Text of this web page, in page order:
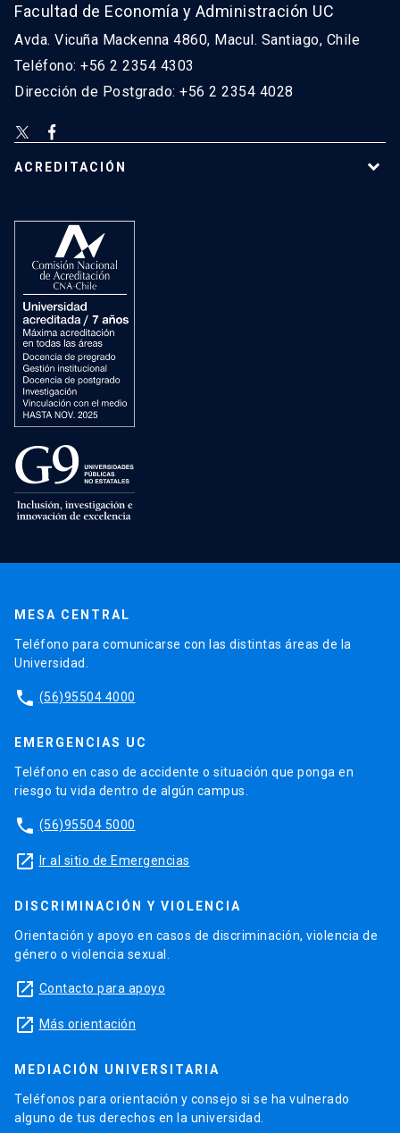
Facultad de Economía y Administración UC
Avda. Vicuña Mackenna 4860, Macul. Santiago, Chile
Teléfono: +56 2 2354 4303
Dirección de Postgrado: +56 2 2354 4028
ACREDITACIÓN
MESA CENTRAL
Teléfono para comunicarse con las distintas áreas de la
Universidad.
phone (56)95504 4000
EMERGENCIAS UC
Teléfono en caso de accidente o situación que ponga en
riesgo tu vida dentro de algún campus.
phone (56)95504 5000
launch Ir al sitio de Emergencias
DISCRIMINACIÓN Y VIOLENCIA
Orientación y apoyo en casos de discriminación, violencia de
género o violencia sexual.
launch Contacto para apoyo
launch Más orientación
MEDIACIÓN UNIVERSITARIA
Teléfonos para orientación y consejo si se ha vulnerado
alguno de tus derechos en la universidad.